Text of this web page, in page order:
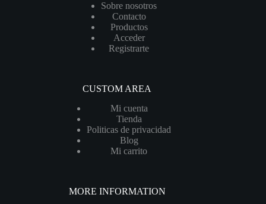
Sobre nosotros
Contacto
Productos
Acceder
Registrarte
CUSTOM AREA
Mi cuenta
Tienda
Politicas de privacidad
Blog
Mi carrito
MORE INFORMATION